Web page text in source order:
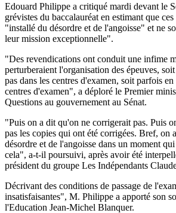
Edouard Philippe a critiqué mardi devant le
grévistes du baccalauréat en estimant que
"installé du désordre et de l'angoisse" et ne
leur mission exceptionnelle".
"Des revendications ont conduit une infime
perturberaient l'organisation des épeuves,
pas dans les centres d'examen, soit parfois
centres d'examen", a déploré le Premier
Questions au gouvernement au Sénat.
"Puis on a dit qu'on ne corrigerait pas. Puis
pas les copies qui ont été corrigées. Bref, on
désordre et de l'angoisse dans un moment
cela", a-t-il poursuivi, après avoir été
président du groupe Les Indépendants
Décrivant des conditions de passage de
insatisfaisantes", M. Philippe a apporté son
l'Education Jean-Michel Blanquer.